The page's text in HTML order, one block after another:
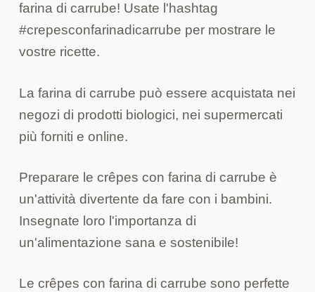
farina di carrube! Usate l'hashtag
#crepesconfarinadicarrube per mostrare le
vostre ricette.
La farina di carrube può essere acquistata nei
negozi di prodotti biologici, nei supermercati
più forniti e online.
Preparare le crêpes con farina di carrube è
un'attività divertente da fare con i bambini.
Insegnate loro l'importanza di
un'alimentazione sana e sostenibile!
Le crêpes con farina di carrube sono perfette